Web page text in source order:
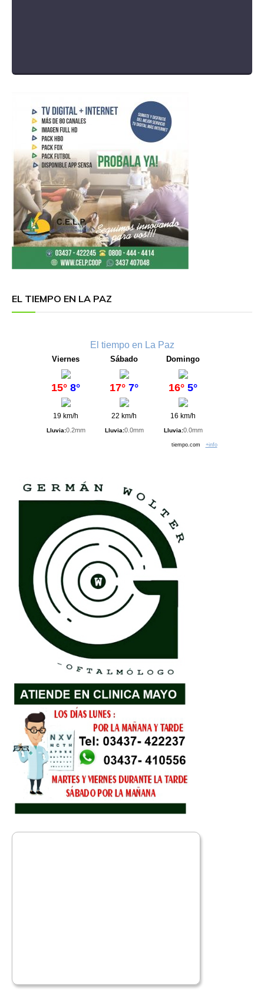
EL TIEMPO EN LA PAZ
El tiempo en La Paz
Viernes
15° 8°
19 km/h
Lluvia:0.2mm
Sábado
17° 7°
22 km/h
Lluvia:0.0mm
Domingo
16° 5°
16 km/h
Lluvia:0.0mm
tiempo.com +info